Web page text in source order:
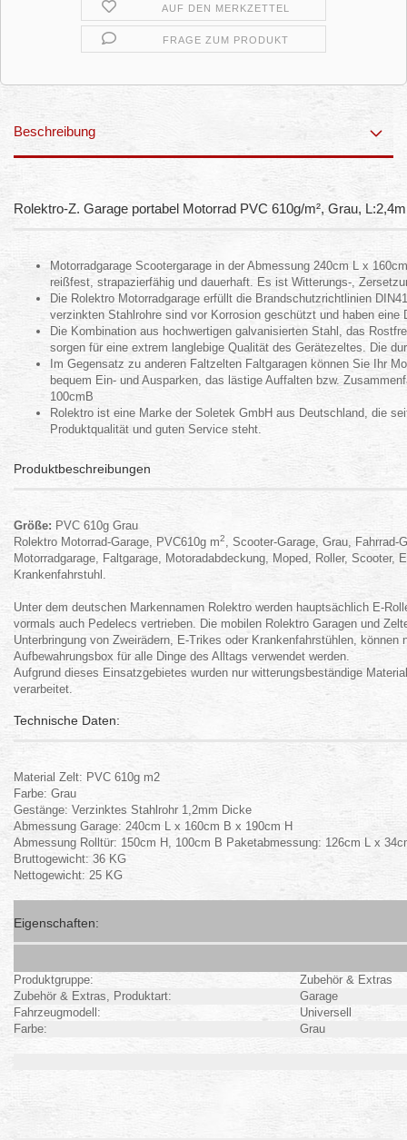
AUF DEN MERKZETTEL
FRAGE ZUM PRODUKT
Beschreibung
Rolektro-Z. Garage portabel Motorrad PVC 610g/m², Grau,
Motorradgarage Scootergarage in der Abmessung 240cm L x
reißfest, strapazierfähig und dauerhaft. Es ist Witterungs-,
Die Rolektro Motorradgarage erfüllt die Brandschutzrichtlinien
verzinkten Stahlrohre sind vor Korrosion geschützt und haben
Die Kombination aus hochwertigen galvanisierten Stahl, das
sorgen für eine extrem langlebige Qualität des Gerätezeltes. Die
Im Gegensatz zu anderen Faltzelten Faltgaragen können Sie Ihr
bequem Ein- und Ausparken, das lästige Auffalten bzw.
100cmB
Rolektro ist eine Marke der Soletek GmbH aus Deutschland, die
Produktqualität und guten Service steht.
Produktbeschreibungen
Größe: PVC 610g Grau
Rolektro Motorrad-Garage, PVC610g m2, Scooter-Garage, Grau, Fahrrad-
Motorradgarage, Faltgarage, Motoradabdeckung, Moped, Roller, Scooter,
Krankenfahrstuhl.
Unter dem deutschen Markennamen Rolektro werden hauptsächlich E-
vormals auch Pedelecs vertrieben. Die mobilen Rolektro Garagen und
Unterbringung von Zweirädern, E-Trikes oder Krankenfahrstühlen, können
Aufbewahrungsbox für alle Dinge des Alltags verwendet werden.
Aufgrund dieses Einsatzgebietes wurden nur witterungsbeständige
verarbeitet.
Technische Daten:
Material Zelt: PVC 610g m2
Farbe: Grau
Gestänge: Verzinktes Stahlrohr 1,2mm Dicke
Abmessung Garage: 240cm L x 160cm B x 190cm H
Abmessung Rolltür: 150cm H, 100cm B Paketabmessung: 126cm L x
Bruttogewicht: 36 KG
Nettogewicht: 25 KG
Eigenschaften:
Produktgruppe:
Zubehör & Extras
Zubehör & Extras, Produktart:
Garage
Fahrzeugmodell:
Universell
Farbe:
Grau